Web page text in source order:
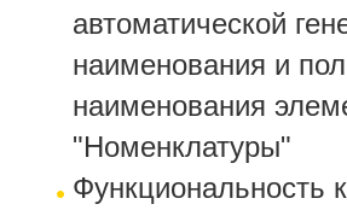
автоматической
наименования и
наименования
"Номенклатуры"
Функциональность